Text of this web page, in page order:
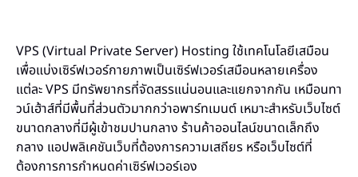
VPS (Virtual Private Server) Hosting ใช้เทคโนโลยีเสมือน
เพื่อแบ่งเซิร์ฟเวอร์กายภาพเป็นเซิร์ฟเวอร์เสมือนหลายเครื่อง
แต่ละ VPS มีทรัพยากรที่จัดสรรแน่นอนและแยกจากกัน เหมือนทา
วน์เฮ้าส์ที่มีพื้นที่ส่วนตัวมากกว่าอพาร์ทเมนต์ เหมาะสำหรับเว็บไซต์
ขนาดกลางที่มีผู้เข้าชมปานกลาง ร้านค้าออนไลน์ขนาดเล็กถึง
กลาง แอปพลิเคชันเว็บที่ต้องการความเสถียร หรือเว็บไซต์ที่
ต้องการการกำหนดค่าเซิร์ฟเวอร์เอง